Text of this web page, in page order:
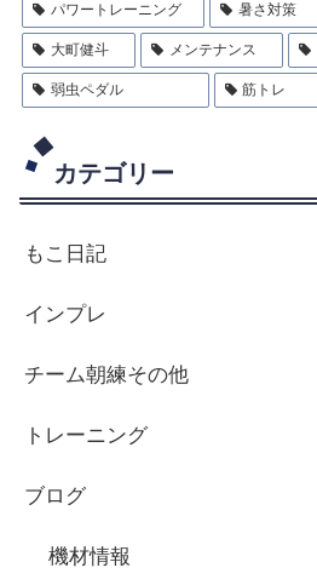
パワートレーニング 暑さ対策
大町健斗 メンテナンス
弱虫ペダル 筋トレ
カテゴリー
もこ日記
インプレ
チーム朝練その他
トレーニング
ブログ
機材情報